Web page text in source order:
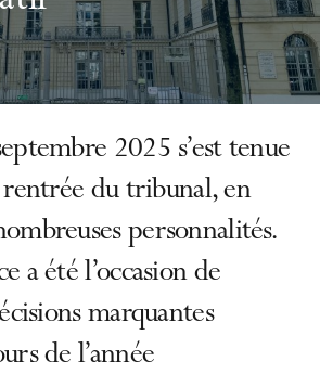
2025 s’est tenue
rentrée du tribunal, en
personnalités.
a été l’occasion de
marquantes
de l’année